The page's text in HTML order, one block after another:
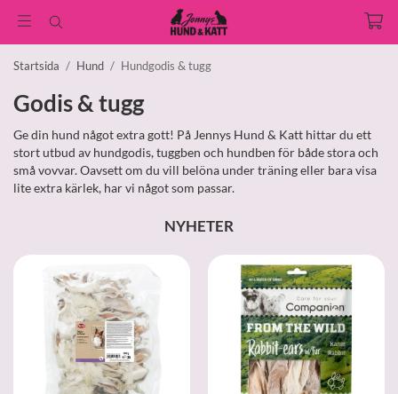
Startsida / Hund / Hundgodis & tugg
Godis & tugg
Ge din hund något extra gott! På Jennys Hund & Katt hittar du ett
stort utbud av hundgodis, tuggben och hundben för både stora och
små vovvar. Oavsett om du vill belöna under träning eller bara visa
lite extra kärlek, har vi något som passar.
NYHETER